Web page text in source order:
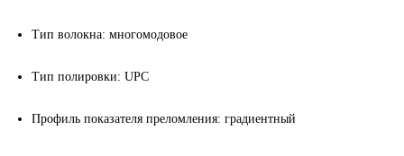
Тип волокна: многомодовое
Тип полировки: UPC
Профиль показателя преломления: градиентный